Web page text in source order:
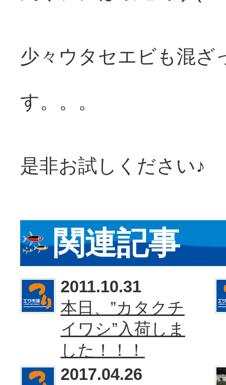
少々ウタセエビも混ざ
す。。。
是非お試しください♪
関連記事
2011.10.31
本日、”カタクチ
イワシ”入荷しま
した！！！
2017.04.26